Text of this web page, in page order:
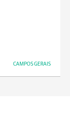
CAMPOS GERAIS